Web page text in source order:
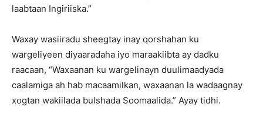
laabtaan Ingiriiska.”
Waxay wasiiradu sheegtay inay qorshahan ku
wargeliyeen diyaaradaha iyo maraakiibta ay dadku
raacaan, “Waxaanan ku wargelinayn duulimaadyada
caalamiga ah hab macaamilkan, waxaanan la wadaagnay
xogtan wakiilada bulshada Soomaalida.” Ayay tidhi.